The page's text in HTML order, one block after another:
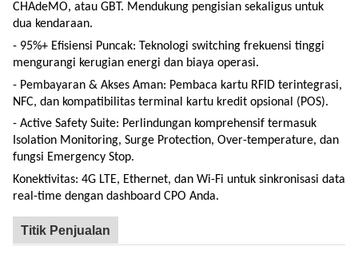
CHAdeMO, atau GBT. Mendukung pengisian sekaligus untuk
dua kendaraan.
- 95%+ Efisiensi Puncak: Teknologi switching frekuensi tinggi
mengurangi kerugian energi dan biaya operasi.
- Pembayaran & Akses Aman: Pembaca kartu RFID terintegrasi,
NFC, dan kompatibilitas terminal kartu kredit opsional (POS).
- Active Safety Suite: Perlindungan komprehensif termasuk
Isolation Monitoring, Surge Protection, Over-temperature, dan
fungsi Emergency Stop.
Konektivitas: 4G LTE, Ethernet, dan Wi-Fi untuk sinkronisasi data
real-time dengan dashboard CPO Anda.
Titik Penjualan